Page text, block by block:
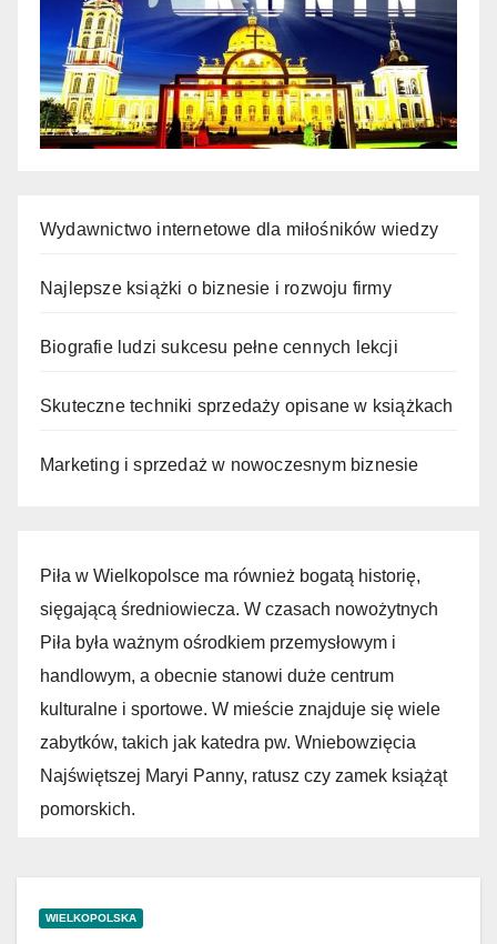
Wydawnictwo internetowe dla miłośników wiedzy
Najlepsze książki o biznesie i rozwoju firmy
Biografie ludzi sukcesu pełne cennych lekcji
Skuteczne techniki sprzedaży opisane w książkach
Marketing i sprzedaż w nowoczesnym biznesie
Piła w Wielkopolsce ma również bogatą historię,
sięgającą średniowiecza. W czasach nowożytnych
Piła była ważnym ośrodkiem przemysłowym i
handlowym, a obecnie stanowi duże centrum
kulturalne i sportowe. W mieście znajduje się wiele
zabytków, takich jak katedra pw. Wniebowzięcia
Najświętszej Maryi Panny, ratusz czy zamek książąt
pomorskich.
WIELKOPOLSKA